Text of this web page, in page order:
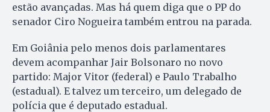
estão avançadas. Mas há quem diga que o PP do
senador Ciro Nogueira também entrou na parada.
Em Goiânia pelo menos dois parlamentares
devem acompanhar Jair Bolsonaro no novo
partido: Major Vitor (federal) e Paulo Trabalho
(estadual). E talvez um terceiro, um delegado de
polícia que é deputado estadual.